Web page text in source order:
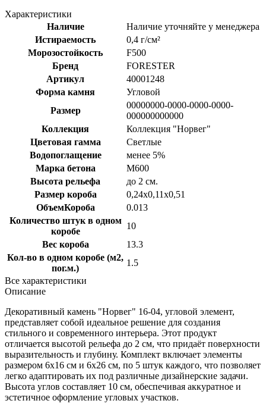
Характеристики
Наличие
Наличие уточняйте у менеджера
Истираемость
0,4 г/см²
Морозостойкость
F500
Бренд
FORESTER
Артикул
40001248
Форма камня
Угловой
Размер
00000000-0000-0000-0000-
000000000000
Коллекция
Коллекция "Норвег"
Цветовая гамма
Светлые
Водопоглащение
менее 5%
Марка бетона
M600
Высота рельефа
до 2 см.
Размер короба
0,24х0,11х0,51
ОбъемКороба
0.013
Количество штук в одном
коробе
10
Вес короба
13.3
Кол-во в одном коробе (м2,
пог.м.)
1.5
Все характеристики
Описание
Декоративный камень "Норвег" 16-04, угловой элемент,
представляет собой идеальное решение для создания
стильного и современного интерьера. Этот продукт
отличается высотой рельефа до 2 см, что придаёт поверхности
выразительность и глубину. Комплект включает элементы
размером 6х16 см и 6х26 см, по 5 штук каждого, что позволяет
легко адаптировать их под различные дизайнерские задачи.
Высота углов составляет 10 см, обеспечивая аккуратное и
эстетичное оформление угловых участков.